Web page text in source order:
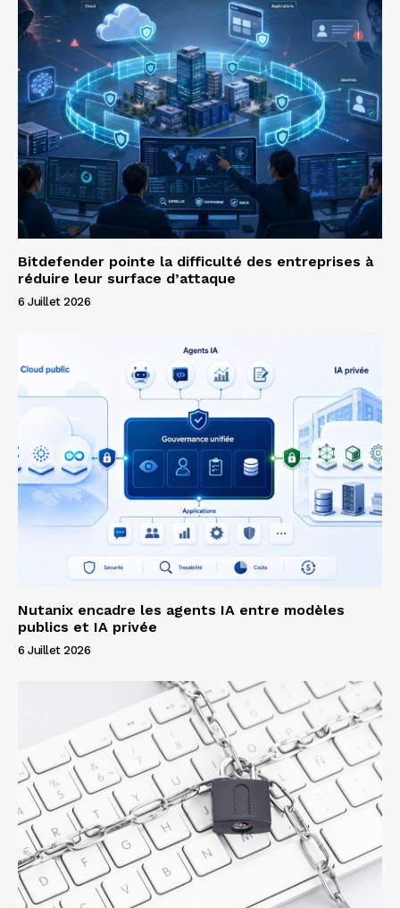
Bitdefender pointe la difficulté des entreprises à
réduire leur surface d’attaque
6 Juillet 2026
Nutanix encadre les agents IA entre modèles
publics et IA privée
6 Juillet 2026